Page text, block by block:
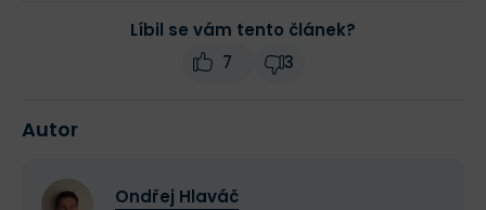
Líbil se vám tento článek?
7
3
Autor
Ondřej Hlaváč